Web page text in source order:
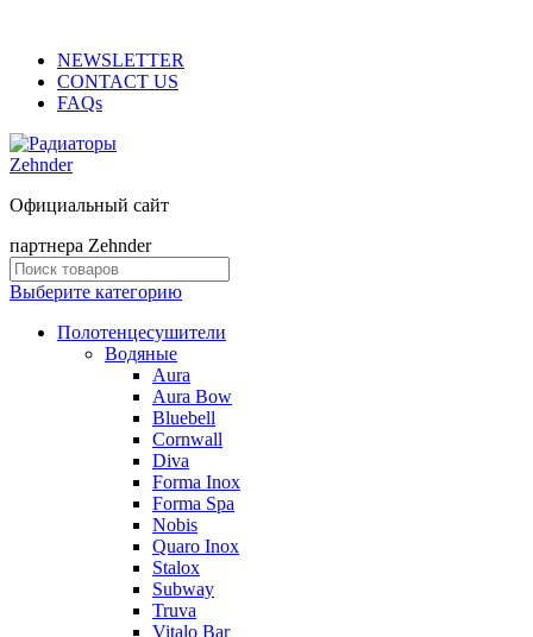
NEWSLETTER
CONTACT US
FAQs
Официальный сайт
партнера Zehnder
Выберите категорию
Полотенцесушители
Водяные
Aura
Aura Bow
Bluebell
Cornwall
Diva
Forma Inox
Forma Spa
Nobis
Quaro Inox
Stalox
Subway
Truva
Vitalo Bar